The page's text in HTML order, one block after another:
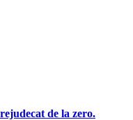
de la zero.